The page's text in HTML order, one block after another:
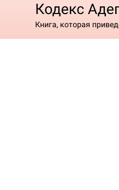
Кодекс
Книга, которая